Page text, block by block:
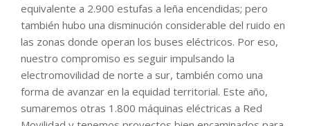
equivalente a 2.900 estufas a leña encendidas; pero
también hubo una disminución considerable del ruido en
las zonas donde operan los buses eléctricos. Por eso,
nuestro compromiso es seguir impulsando la
electromovilidad de norte a sur, también como una
forma de avanzar en la equidad territorial. Este año,
sumaremos otras 1.800 máquinas eléctricas a Red